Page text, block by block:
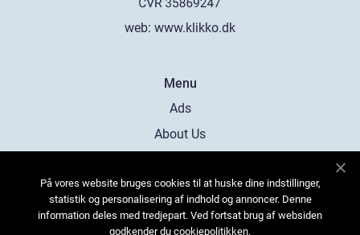
web: www.klikko.dk
Menu
Ads
About Us
Contact
Sitemap
På vores website bruges cookies til at huske dine indstillinger,
statistik og personalisering af indhold og annoncer. Denne
information deles med tredjepart. Ved fortsat brug af websiden
godkender du cookiepolitikken.